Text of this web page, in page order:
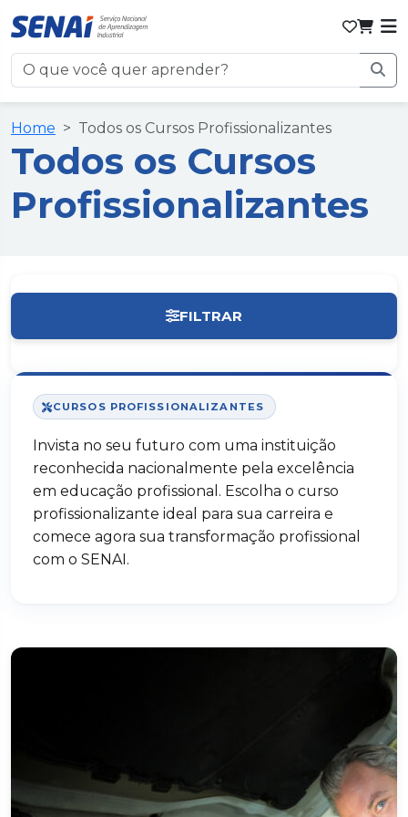
Home Todos os Cursos Profissionalizantes
Todos os Cursos
Profissionalizantes
FILTRAR
Limpar filtros
para Arquitetura de Alto Padrão
Alinhamento de Eixos a Laser
Animação em 2d
Automação Residencial - Dispositivos Inteligentes
Caldeireiro
Controlador Lógico Programável - Clp
Descomissionamento de Sistema de Alta Tensão
em Veículos Eletrificados
Desenhista Mecânico
CURSOS PROFISSIONALIZANTES
Invista no seu futuro com uma instituição
reconhecida nacionalmente pela excelência
em educação profissional. Escolha o curso
profissionalizante ideal para sua carreira e
comece agora sua transformação profissional
com o SENAI.